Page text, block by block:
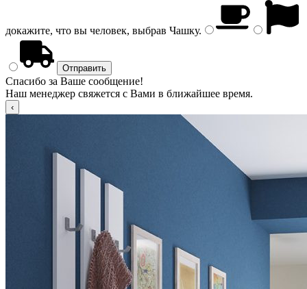
докажите, что вы человек, выбрав Чашку.
Спасибо за Ваше сообщение!
Наш менеджер свяжется с Вами в ближайшее время.